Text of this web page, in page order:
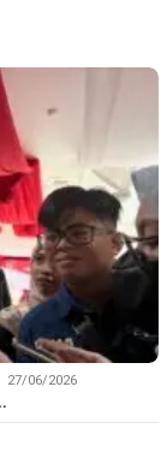
27/06/2026